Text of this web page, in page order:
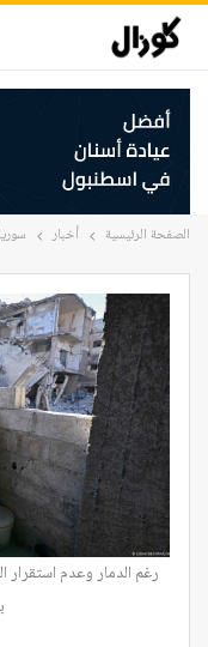
الصفحة الرئيسية أخبار سوريا
رغم الدمار وعدم